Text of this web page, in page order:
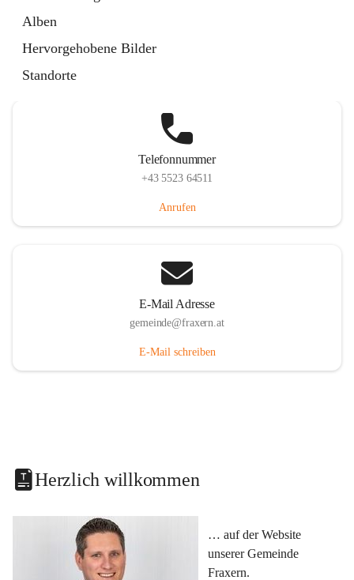
Alben
Hervorgehobene Bilder
Standorte
Telefonnummer
+43 5523 64511
Anrufen
E-Mail Adresse
gemeinde@fraxern.at
E-Mail schreiben
Herzlich willkommen
… auf der Website
unserer Gemeinde
Fraxern.